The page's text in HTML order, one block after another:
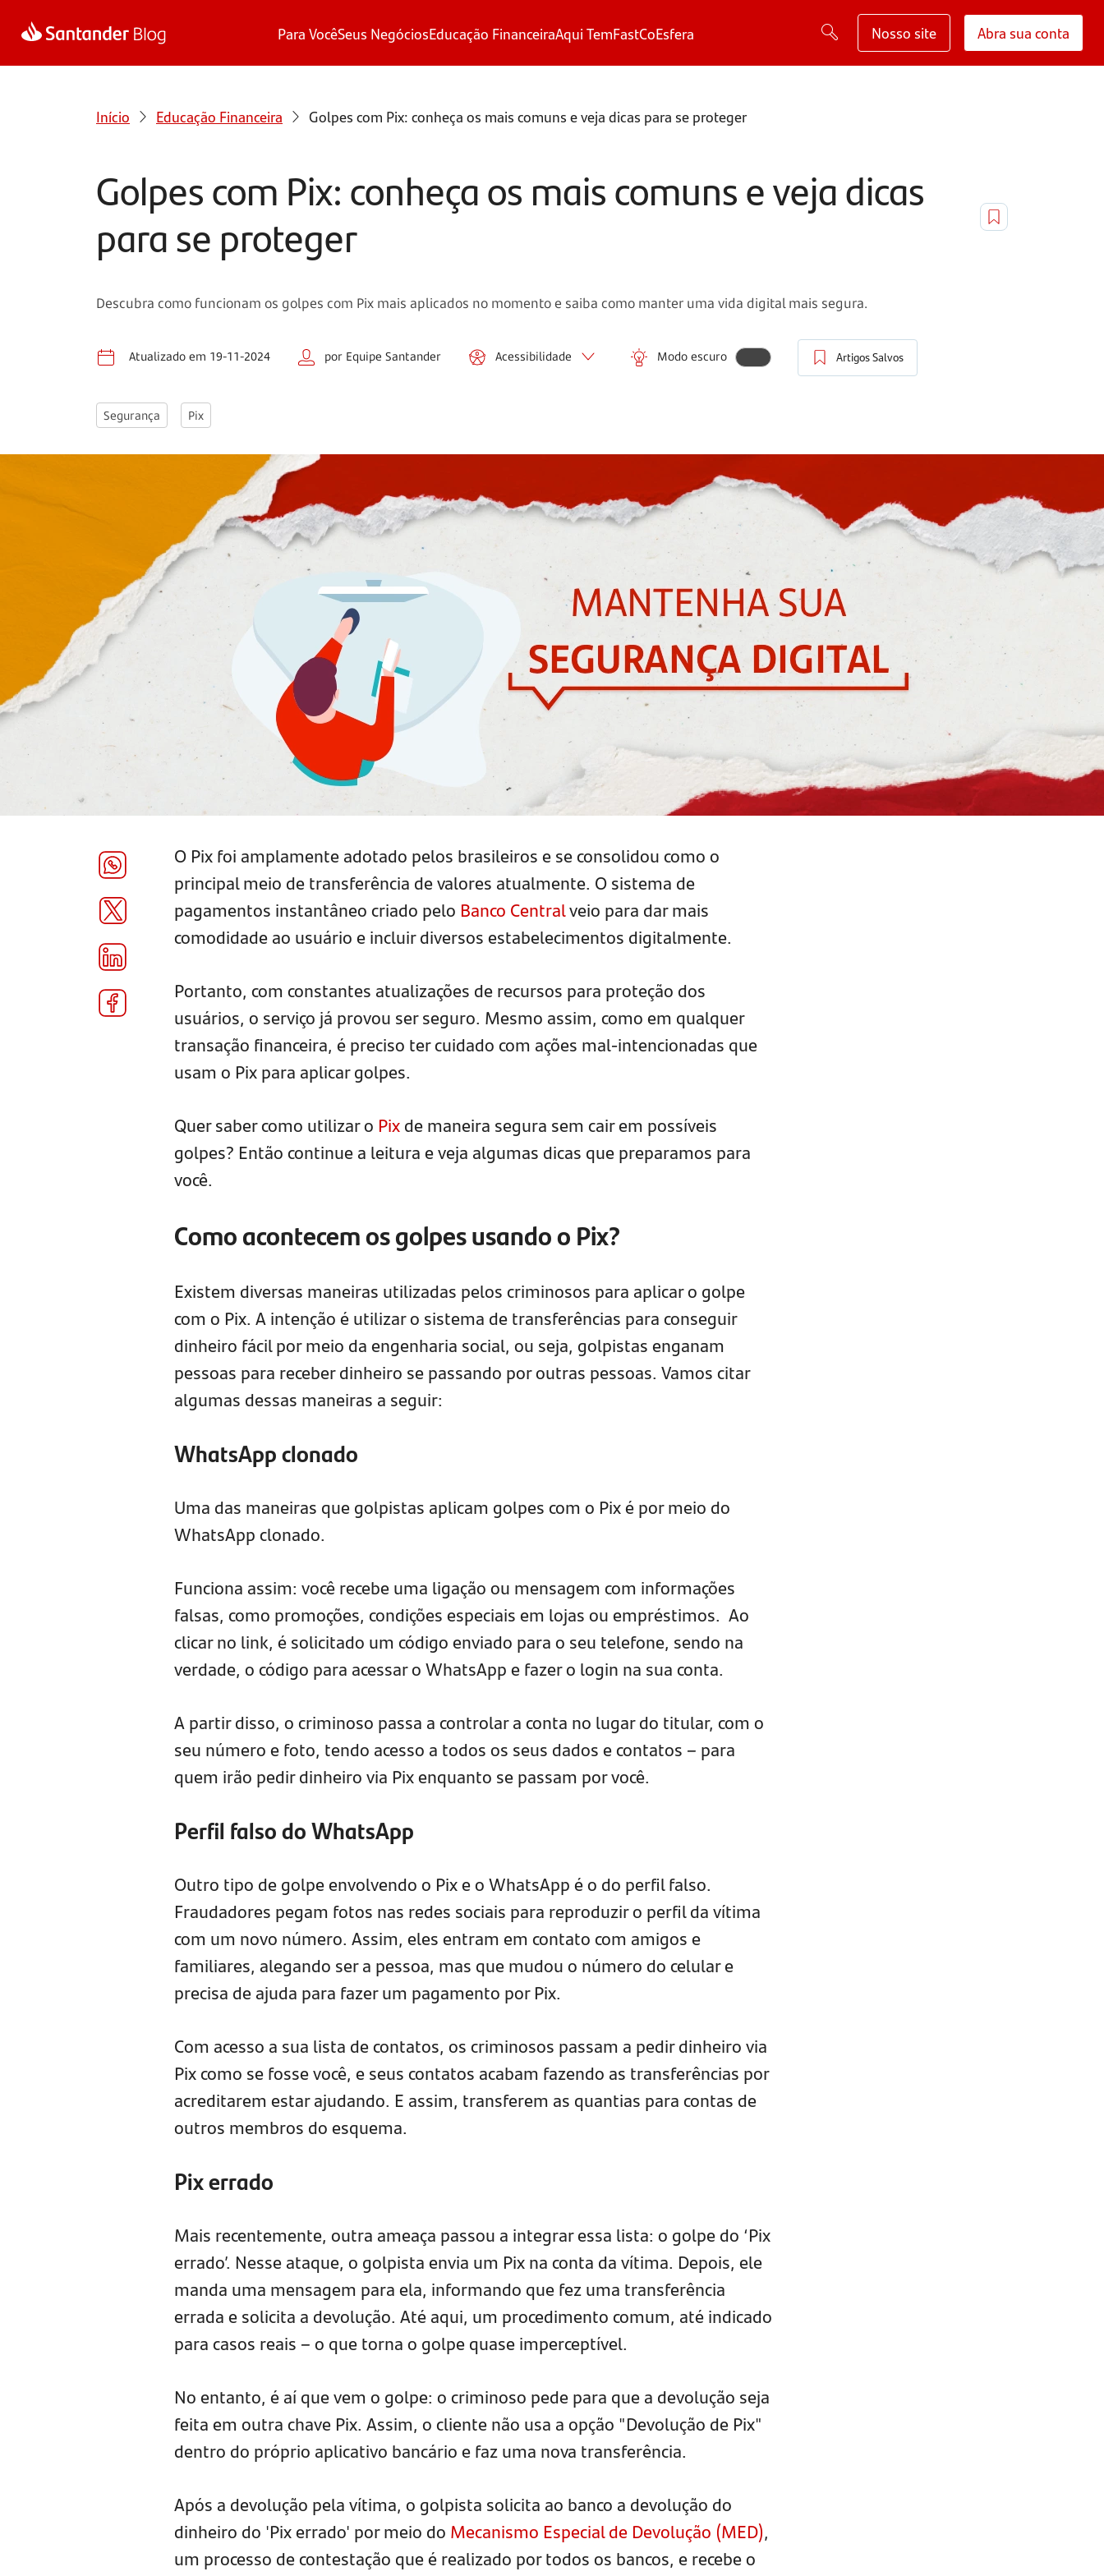
Para VocêSeus NegóciosEducação FinanceiraAqui TemFastCoEsfera Nosso site Abra sua conta
Início Educação Financeira Golpes com Pix: conheça os mais comuns e veja dicas para se proteger
Golpes com Pix: conheça os mais comuns e veja dicas
para se proteger
Descubra como funcionam os golpes com Pix mais aplicados no momento e saiba como manter uma vida digital mais segura.
Atualizado em 19-11-2024 por Equipe Santander Acessibilidade Modo escuro Artigos Salvos
Segurança Pix
O Pix foi amplamente adotado pelos brasileiros e se consolidou como o
principal meio de transferência de valores atualmente. O sistema de
pagamentos instantâneo criado pelo Banco Centralveio para dar mais
comodidade ao usuário e incluir diversos estabelecimentos digitalmente.
Portanto, com constantes atualizações de recursos para proteção dos
usuários, o serviço já provou ser seguro. Mesmo assim, como em qualquer
transação financeira, é preciso ter cuidado com ações mal-intencionadas que
usam o Pix para aplicar golpes.
Quer saber como utilizar o Pixde maneira segura sem cair em possíveis
golpes? Então continue a leitura e veja algumas dicas que preparamos para
você.
Como acontecem os golpes usando o Pix?
Existem diversas maneiras utilizadas pelos criminosos para aplicar o golpe
com o Pix. A intenção é utilizar o sistema de transferências para conseguir
dinheiro fácil por meio da engenharia social, ou seja, golpistas enganam
pessoas para receber dinheiro se passando por outras pessoas. Vamos citar
algumas dessas maneiras a seguir:
WhatsApp clonado
Uma das maneiras que golpistas aplicam golpes com o Pix é por meio do
WhatsApp clonado.
Funciona assim: você recebe uma ligação ou mensagem com informações
falsas, como promoções, condições especiais em lojas ou empréstimos. Ao
clicar no link, é solicitado um código enviado para o seu telefone, sendo na
verdade, o código para acessar o WhatsApp e fazer o login na sua conta.
A partir disso, o criminoso passa a controlar a conta no lugar do titular, com o
seu número e foto, tendo acesso a todos os seus dados e contatos – para
quem irão pedir dinheiro via Pix enquanto se passam por você.
Perfil falso do WhatsApp
Outro tipo de golpe envolvendo o Pix e o WhatsApp é o do perfil falso.
Fraudadores pegam fotos nas redes sociais para reproduzir o perfil da vítima
com um novo número. Assim, eles entram em contato com amigos e
familiares, alegando ser a pessoa, mas que mudou o número do celular e
precisa de ajuda para fazer um pagamento por Pix.
Com acesso a sua lista de contatos, os criminosos passam a pedir dinheiro via
Pix como se fosse você, e seus contatos acabam fazendo as transferências por
acreditarem estar ajudando. E assim, transferem as quantias para contas de
outros membros do esquema.
Pix errado
Mais recentemente, outra ameaça passou a integrar essa lista: o golpe do ‘Pix
errado’. Nesse ataque, o golpista envia um Pix na conta da vítima. Depois, ele
manda uma mensagem para ela, informando que fez uma transferência
errada e solicita a devolução. Até aqui, um procedimento comum, até indicado
para casos reais – o que torna o golpe quase imperceptível.
No entanto, é aí que vem o golpe: o criminoso pede para que a devolução seja
feita em outra chave Pix. Assim, o cliente não usa a opção "Devolução de Pix"
dentro do próprio aplicativo bancário e faz uma nova transferência.
Após a devolução pela vítima, o golpista solicita ao banco a devolução do
dinheiro do 'Pix errado' por meio do Mecanismo Especial de Devolução (MED),
um processo de contestação que é realizado por todos os bancos, e recebe o